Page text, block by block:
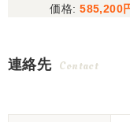
585,200
連絡先 Contact